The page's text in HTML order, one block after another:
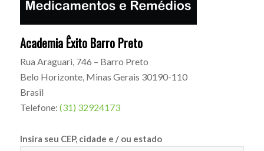
Academia Êxito Barro Preto
Rua Araguari, 746 – Barro Preto
Belo Horizonte, Minas Gerais 30190-110
Brasil
Telefone: (31) 32924173
Insira seu CEP, cidade e / ou estado